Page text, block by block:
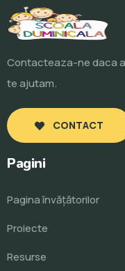
Contacteaza-ne daca
te ajutam.
CONTACT
Pagini
Pagina învăţătorilor
Proiecte
Resurse